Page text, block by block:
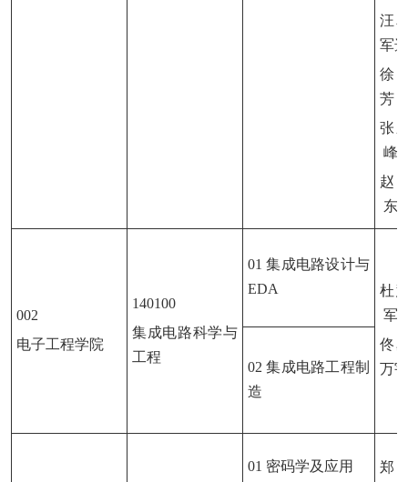
汪
军选
徐
芳
张
峰
赵
东
002
电子工程学院
140100
集成电路科学与
工程
01 集成电路设计与
EDA
杜
军
佟
万宇
02 集成电路工程制
造
01 密码学及应用 郑